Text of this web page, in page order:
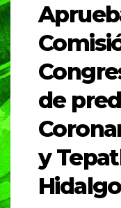
de
y
Hidalgo